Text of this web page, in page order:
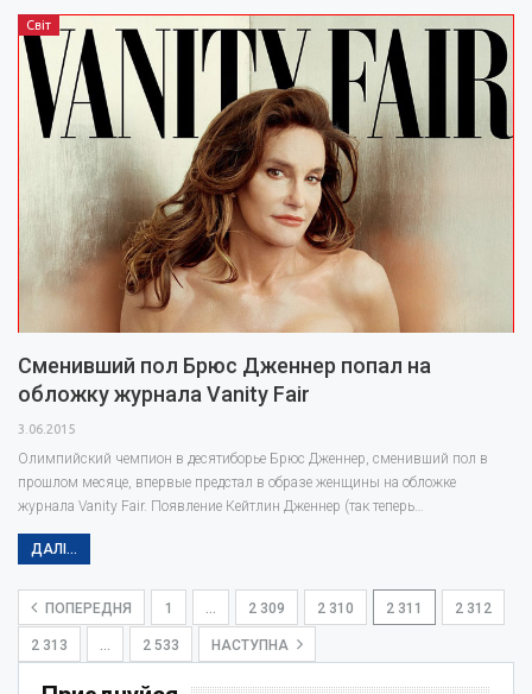
Світ
Сменивший пол Брюс Дженнер попал на
обложку журнала Vanity Fair
3.06.2015
Олимпийский чемпион в десятиборье Брюс Дженнер, сменивший пол в
прошлом месяце, впервые предстал в образе женщины на обложке
журнала Vanity Fair. Появление Кейтлин Дженнер (так теперь…
ДАЛІ...
ПОПЕРЕДНЯ 1 2 309 2 310 2 311 2 312
2 313 2 533 НАСТУПНА